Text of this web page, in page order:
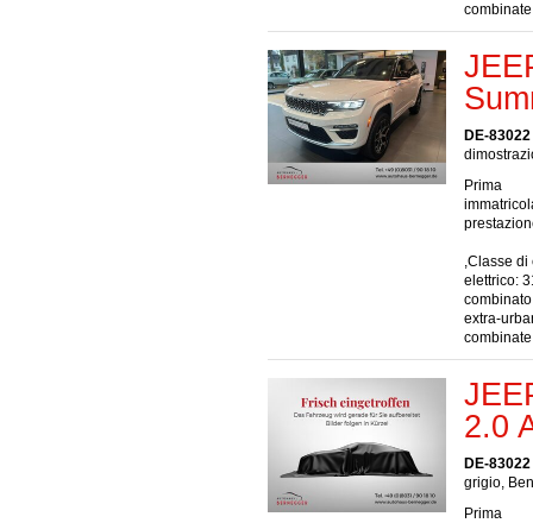
DE-
Prima
,Classe di
elettrico:
extra-
2.0
DE-
grigio,
Prima